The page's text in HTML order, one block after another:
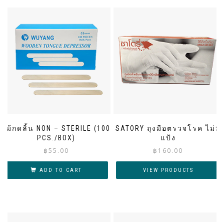
ไม้กดลิ้น NON – STERILE (100
PCS./BOX)
฿55.00
ADD TO CART
SATORY ถุงมือตรวจโรค ไม่มี
แป้ง
฿ 160.00
VIEW PRODUCTS